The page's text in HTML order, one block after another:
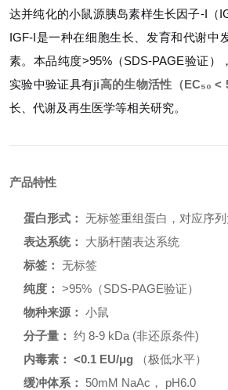
达并纯化的小鼠源胰岛素样生长因子-I（
IGF-I是一种在细胞生长、发育和代谢中
素。本品纯度>95%（SDS-PAGE验证）
实验中验证具有ji高的生物活性（EC₅₀ <
长、代谢及再生医学等相关研究。
产品特性
蛋白形式： 无标签重组蛋白，对应序
表达系统：
大肠杆菌表达系统
标签： 无标签
纯度： >95%（SDS-PAGE验证）
物种来源： 小鼠
分子量： 约 8-9 kDa (非还原条件)
内毒素： <0.1 EU/μg （极低水平）
缓冲体系：
50mM NaAc， pH6.0